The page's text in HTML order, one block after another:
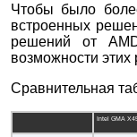
Чтобы было
встроенных
решений от
возможности
Сравнительная
Intel GMA